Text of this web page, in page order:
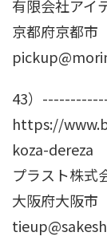
有限会社アイ
京都府京都市
43）
https://
koza-dereza
プラスト株式
大阪府大阪市